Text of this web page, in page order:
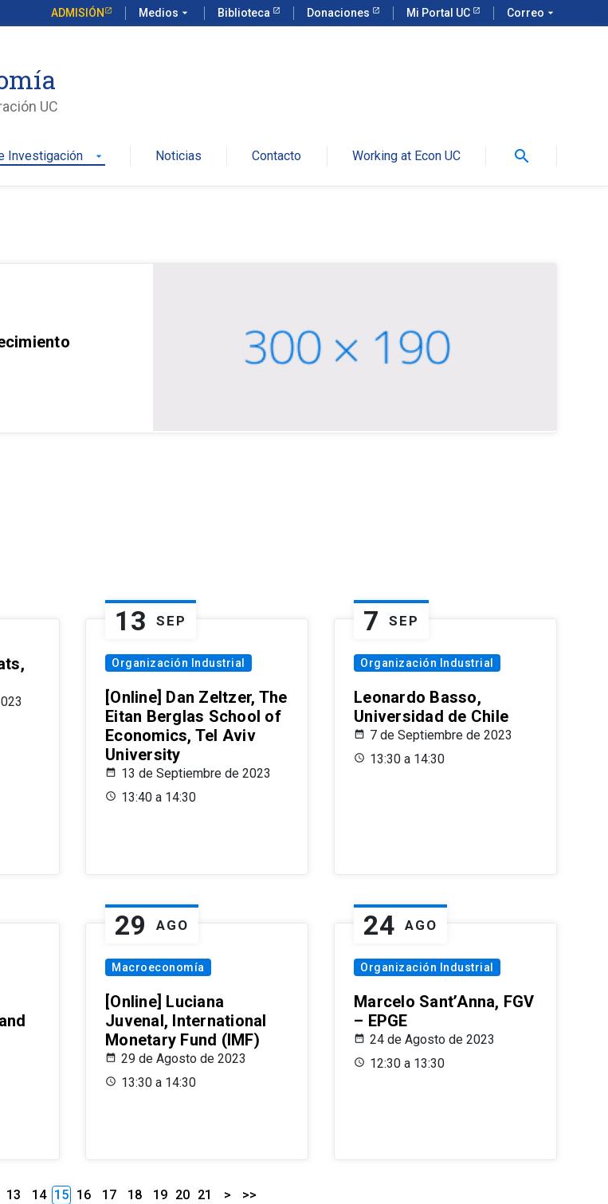
ADMISIÓN Medios arrow_drop_down Biblioteca Donaciones Mi Portal UC Correo arrow_drop_down
UC
Investigación arrow_drop_down Noticias Contacto Working at Econ UC search
13 SEP
Organización Industrial
[Online] Dan Zeltzer, The
Eitan Berglas School of
Economics, Tel Aviv
University
13 de Septiembre de 2023
13:40 a 14:30
7 SEP
Organización Industrial
Leonardo Basso,
Universidad de Chile
7 de Septiembre de 2023
13:30 a 14:30
29 AGO
Macroeconomía
[Online] Luciana
Juvenal, International
Monetary Fund (IMF)
29 de Agosto de 2023
13:30 a 14:30
24 AGO
Organización Industrial
Marcelo Sant’Anna, FGV
– EPGE
24 de Agosto de 2023
12:30 a 13:30
13 14 15 16 17 18 19 20 21 > >>